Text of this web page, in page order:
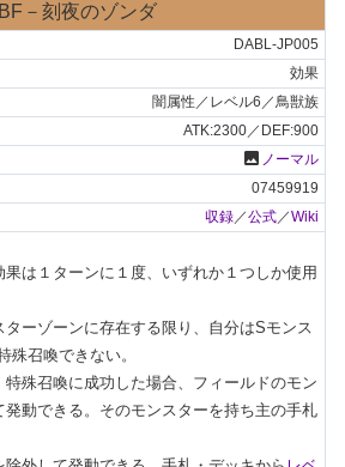
BF－刻夜のゾンダ
DABL-JP005
効果
闇属性／レベル6／鳥獣族
ATK:2300／DEF:900
photo ノーマル
07459919
収録／公式／Wiki
は１ターンに１度、いずれか１つしか使用
ーゾーンに存在する限り、自分はSモンス
殊召喚できない。
殊召喚に成功した場合、フィールドのモン
発動できる。そのモンスターを持ち主の手札